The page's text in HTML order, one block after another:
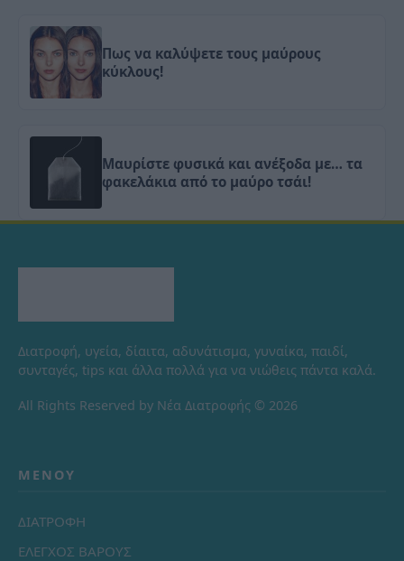
Πως να καλύψετε τους μαύρους
κύκλους!
Μαυρίστε φυσικά και ανέξοδα με… τα
φακελάκια από το μαύρο τσάι!
Διατροφή, υγεία, δίαιτα, αδυνάτισμα, γυναίκα, παιδί,
συνταγές, tips και άλλα πολλά για να νιώθεις πάντα καλά.
All Rights Reserved by Νέα Διατροφής © 2026
ΜΕΝΟΎ
ΔΙΑΤΡΟΦΗ
ΕΛΕΓΧΟΣ ΒΑΡΟΥΣ